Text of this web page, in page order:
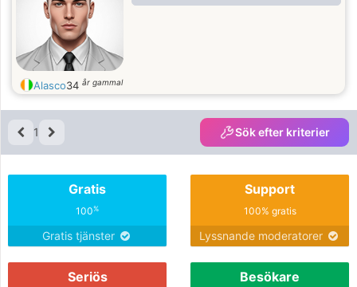
Alasco34 år gammal
1 Sök efter kriterier
Gratis
100%
Gratis tjänster
Support
100% gratis
Lyssnande moderatorer
Seriös Besökare